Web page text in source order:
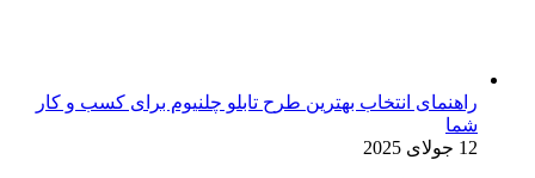
راهنمای انتخاب بهترین طرح تابلو چلنیوم برای کسب و کار
شما
12 جولای 2025